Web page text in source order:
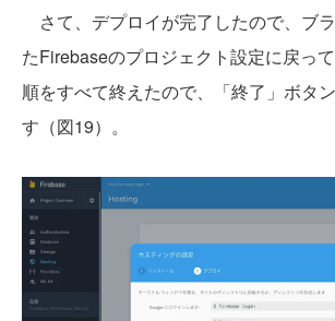
さて、デプロイが完了したので、ブ
たFirebaseのプロジェクト設定に戻っ
順をすべて終えたので、「終了」ボタ
す（図19）。